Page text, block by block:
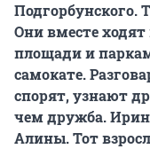
Подгорбунского.
Они вместе
площади и
самокате.
спорят, узнают
чем дружба.
Алины. Тот